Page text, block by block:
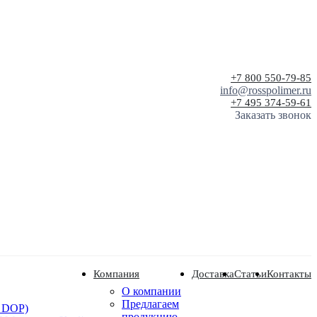
+7 800 550-79-85
info@rosspolimer.ru
+7 495 374-59-61
Заказать звонок
Компания
О компании
Предлагаем
ДоставкаСтатьиКонтакты